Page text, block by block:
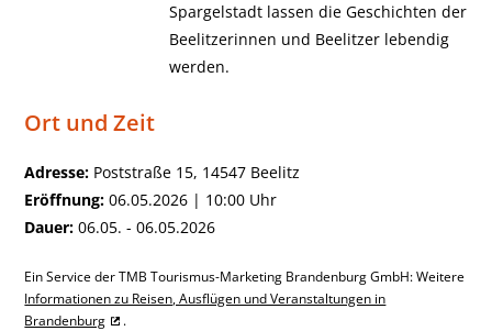
Spargelstadt lassen die Geschichten der
Beelitzerinnen und Beelitzer lebendig
werden.
Ort und Zeit
Adresse: Poststraße 15, 14547 Beelitz
Eröffnung: 06.05.2026 | 10:00 Uhr
Dauer: 06.05. - 06.05.2026
Ein Service der TMB Tourismus-Marketing Brandenburg GmbH: Weitere
Informationen zu Reisen, Ausflügen und Veranstaltungen in
Brandenburg
.